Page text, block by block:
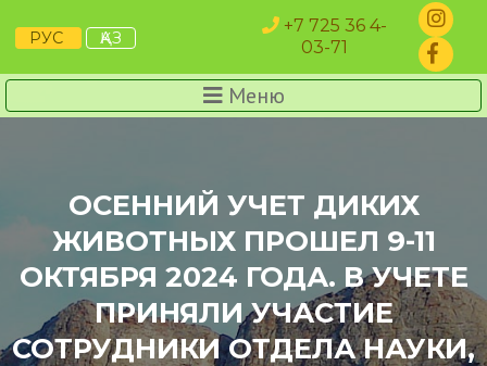
РУС ҚАЗ
+7 725 36 4-
03-71
Меню
ОСЕННИЙ УЧЕТ ДИКИХ
ЖИВОТНЫХ ПРОШЕЛ 9-11
ОКТЯБРЯ 2024 ГОДА. В УЧЕТЕ
ПРИНЯЛИ УЧАСТИЕ
СОТРУДНИКИ ОТДЕЛА НАУКИ,